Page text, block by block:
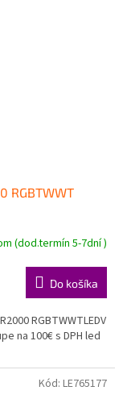
RGBTWWT
(dod.termín 5-7dní )
Do košíka
RGBTWWTLEDV
na 100€ s DPH led
Kód: LE765177